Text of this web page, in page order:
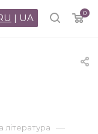
0
| UA
література —